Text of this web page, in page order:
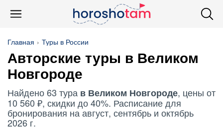
Главная Туры в России
Авторские туры в Великом
Новгороде
Найдено 63 тура в Великом Новгороде, цены от
10 560 ₽, скидки до 40%. Расписание для
бронирования на август, сентябрь и октябрь
2026 г.